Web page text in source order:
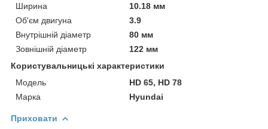
Ширина
10.18 мм
Об'єм двигуна
3.9
Внутрішній діаметр
80 мм
Зовнішній діаметр
122 мм
Користувальницькі характеристики
Модель
HD 65, HD 78
Марка
Hyundai
Приховати